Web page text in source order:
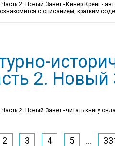
Библейский культурно-исторический комментарий.
с описанием, кратким
2. Новый
2. Новый Завет - читать книгу
2 3 4 5 ...